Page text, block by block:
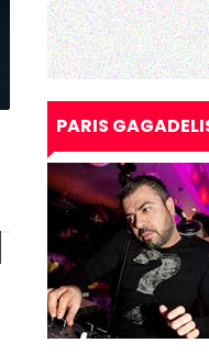
PARIS